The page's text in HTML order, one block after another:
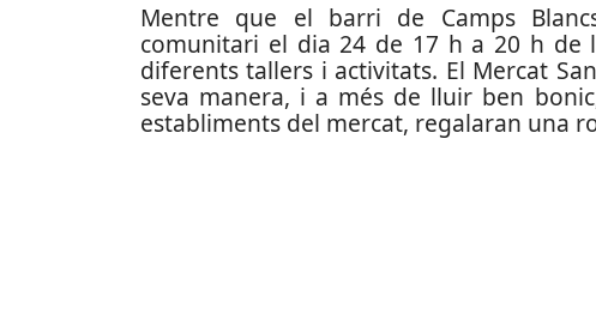
Mentre que el barri de Camps
comunitari el dia 24 de 17 h a 20 h de
diferents tallers i activitats. El Mercat
seva manera, i a més de lluir ben
establiments del mercat, regalaran una